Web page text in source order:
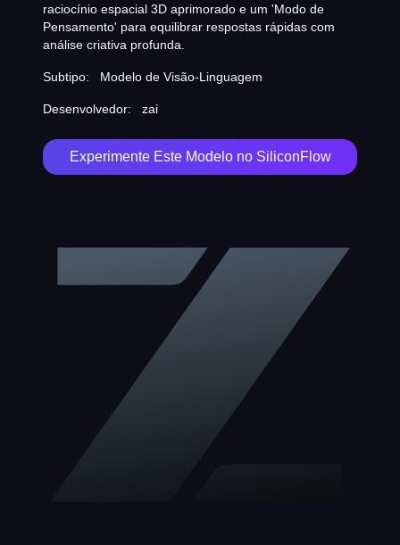
raciocínio espacial 3D aprimorado e um 'Modo de
Pensamento' para equilibrar respostas rápidas com
análise criativa profunda.
Subtipo: Modelo de Visão-Linguagem
Desenvolvedor: zai
Experimente Este Modelo no SiliconFlow